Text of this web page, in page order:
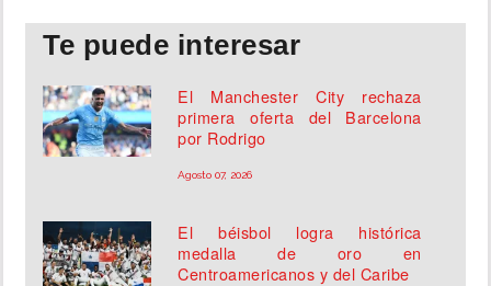
Te puede interesar
El Manchester City rechaza
primera oferta del Barcelona
por Rodrigo
Agosto 07, 2026
El béisbol logra histórica
medalla de oro en
Centroamericanos y del Caribe